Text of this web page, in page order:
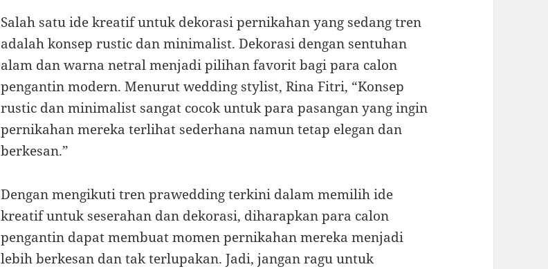
Salah satu ide kreatif untuk dekorasi pernikahan yang sedang tren
adalah konsep rustic dan minimalist. Dekorasi dengan sentuhan
alam dan warna netral menjadi pilihan favorit bagi para calon
pengantin modern. Menurut wedding stylist, Rina Fitri, “Konsep
rustic dan minimalist sangat cocok untuk para pasangan yang ingin
pernikahan mereka terlihat sederhana namun tetap elegan dan
berkesan.”
Dengan mengikuti tren prawedding terkini dalam memilih ide
kreatif untuk seserahan dan dekorasi, diharapkan para calon
pengantin dapat membuat momen pernikahan mereka menjadi
lebih berkesan dan tak terlupakan. Jadi, jangan ragu untuk